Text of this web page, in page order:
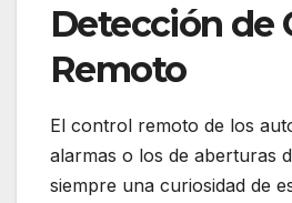
Detección de
Remoto
El control remoto de los
alarmas o los de aberturas
siempre una curiosidad de